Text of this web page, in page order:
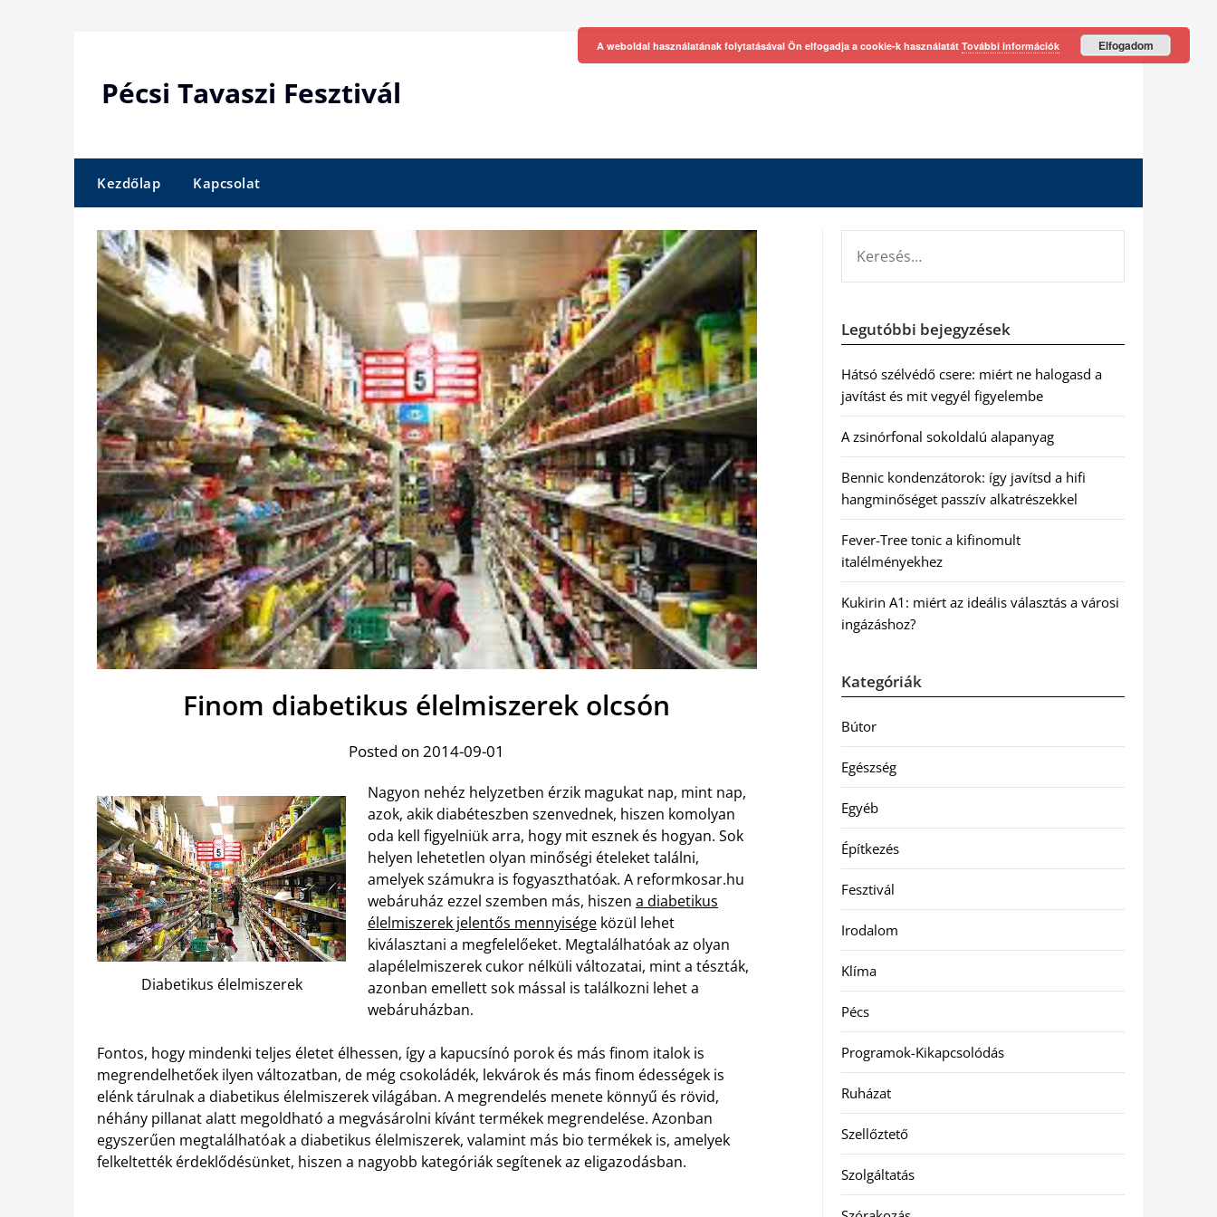
Pécsi Tavaszi Fesztivál
Kezdőlap Kapcsolat
Finom diabetikus élelmiszerek olcsón
Posted on 2014-09-01
Diabetikus élelmiszerek
Nagyon nehéz helyzetben érzik magukat nap, mint nap,
azok, akik diabéteszben szenvednek, hiszen komolyan
oda kell figyelniük arra, hogy mit esznek és hogyan. Sok
helyen lehetetlen olyan minőségi ételeket találni,
amelyek számukra is fogyaszthatóak. A reformkosar.hu
webáruház ezzel szemben más, hiszen a diabetikus
élelmiszerek jelentős mennyisége közül lehet
kiválasztani a megfelelőeket. Megtalálhatóak az olyan
alapélelmiszerek cukor nélküli változatai, mint a tészták,
azonban emellett sok mással is találkozni lehet a
webáruházban.
Fontos, hogy mindenki teljes életet élhessen, így a kapucsínó porok és más finom italok is
megrendelhetőek ilyen változatban, de még csokoládék, lekvárok és más finom édességek is
elénk tárulnak a diabetikus élelmiszerek világában. A megrendelés menete könnyű és rövid,
néhány pillanat alatt megoldható a megvásárolni kívánt termékek megrendelése. Azonban
egyszerűen megtalálhatóak a diabetikus élelmiszerek, valamint más bio termékek is, amelyek
felkeltették érdeklődésünket, hiszen a nagyobb kategóriák segítenek az eligazodásban.
Legutóbbi bejegyzések
Hátsó szélvédő csere: miért ne halogasd a
javítást és mit vegyél figyelembe
A zsinórfonal sokoldalú alapanyag
Bennic kondenzátorok: így javítsd a hifi
hangminőséget passzív alkatrészekkel
Fever-Tree tonic a kifinomult
italélményekhez
Kukirin A1: miért az ideális választás a városi
ingázáshoz?
Kategóriák
Bútor
Egészség
Egyéb
Építkezés
Fesztivál
Irodalom
Klíma
Pécs
Programok-Kikapcsolódás
Ruházat
Szellőztető
Szolgáltatás
A weboldal használatának folytatásával Ön elfogadja a cookie-k használatát További információk Elfogadom